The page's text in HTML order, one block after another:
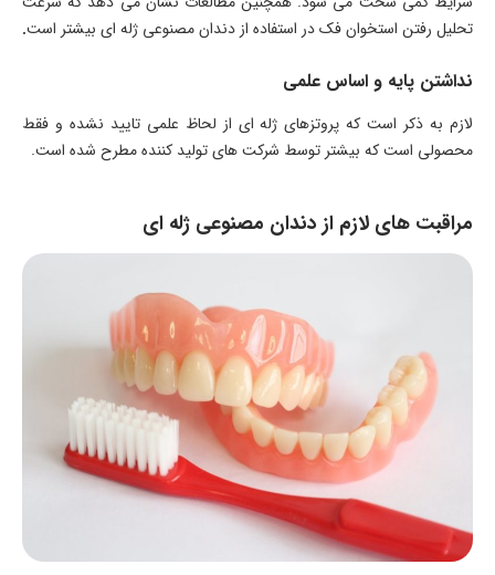
تحلیل رفتن استخوان فک در استفاده از دندان مصنوعی ژله‌ ای بیشتر است.
نداشتن پایه و اساس علمی
لازم به ذکر است که پروتزهای ژله‌ ای از لحاظ علمی تایید نشده و فقط
محصولی است که بیشتر توسط شرکت‌ های تولید کننده مطرح شده است.
مراقبت‌ های لازم از دندان مصنوعی ژله ای